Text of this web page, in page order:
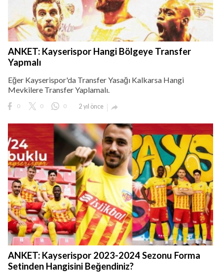
ANKET: Kayserispor Hangi Bölgeye Transfer
Yapmalı
Eğer Kayserispor'da Transfer Yasağı Kalkarsa Hangi
Mevkilere Transfer Yaplamalı.
0 0 0 2 yıl önce 
ANKET: Kayserispor 2023-2024 Sezonu Forma
Setinden Hangisini Beğendiniz?